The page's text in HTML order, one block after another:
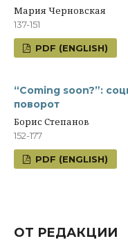
Мария Черновская
137-151
PDF (ENGLISH)
“Coming soon?”:
поворот
Борис Степанов
152-177
PDF (ENGLISH)
ОТ РЕДАКЦИИ